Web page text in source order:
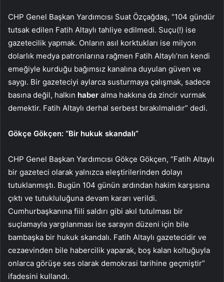
CHP Genel Başkan Yardımcısı Suat Özçağdaş, “104 gündür
tutsak edilen Fatih Altaylı tahliye edilmedi. Suçu(!) ise
gazetecilik yapmak. Onların asıl korktukları ise milyon
dolarlık medya patronlarına rağmen Fatih Altaylı’nın kendi
emeğiyle kurduğu bağımsız kanalına duyulan güven ve
saygı. Bir gazeteciyi aylarca susturmaya çalışmak, sadece
basına değil, halkın haber alma hakkına da zincir vurmak
demektir. Fatih Altaylı derhal serbest bırakılmalıdır” dedi.
Gökçe Gökçen: “Bir hukuk skandalı”
CHP Genel Başkan Yardımcısı Gökçe Gökçen, “Fatih Altaylı
bir gazeteci olarak yalnızca eleştirilerinden dolayı
tutuklanmıştı. Bugün 104 günün ardından hakim karşısına
çıktı ve tutukluluğuna devam kararı verildi.
Cumhurbaşkanına fiili saldırı gibi akıl tutulması bir
suçlamayla yargılanması ise sarayın düzeni için bile
bambaşka bir hukuk skandalı. Fatih Altaylı gazetecidir ve
cezaevinden bile habercilik yaparak, boş kalan koltuğuyla
onlarca görüşe ses olarak demokrasi tarihine geçmiştir”
ifadesini kullandı.